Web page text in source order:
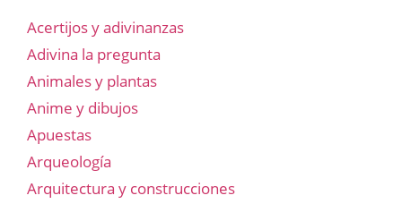
Acertijos y adivinanzas
Adivina la pregunta
Animales y plantas
Anime y dibujos
Apuestas
Arqueología
Arquitectura y construcciones